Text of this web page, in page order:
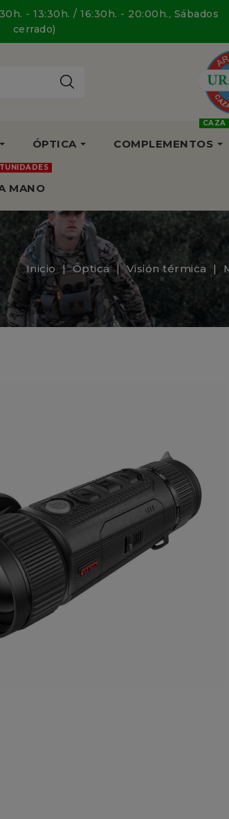
- 13:30h. / 16:30h. - 20:00h., Sábados
cerrado)
ÓPTICA COMPLEMENTOS
CAZA
MANO
Inicio Óptica Visión térmica